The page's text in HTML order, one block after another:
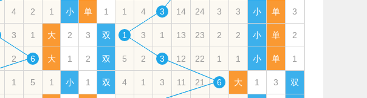
4 2 1 小 单 1 1 4 3 14 24 3 3 小 单 3
3 1 大 2 3 双 1 3 1 13 23 2 2 小 单 2
2 6 大 1 2 双 5 2 3 12 22 1 1 小 单 1
1 5 1 小 1 双 4 1 3 11 21 6 大 1 3 双